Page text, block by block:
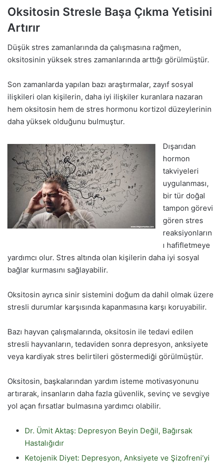
Oksitosin Stresle Başa Çıkma Yetisini
Artırır
Düşük stres zamanlarında da çalışmasına rağmen,
oksitosinin yüksek stres zamanlarında arttığı görülmüştür.
Son zamanlarda yapılan bazı araştırmalar, zayıf sosyal
ilişkileri olan kişilerin, daha iyi ilişkiler kuranlara nazaran
hem oksitosin hem de stres hormonu kortizol düzeylerinin
daha yüksek olduğunu bulmuştur.
Dışarıdan
hormon
takviyeleri
uygulanması,
bir tür doğal
tampon görevi
gören stres
reaksiyonların
ı hafifletmeye
yardımcı olur. Stres altında olan kişilerin daha iyi sosyal
bağlar kurmasını sağlayabilir.
Oksitosin ayrıca sinir sistemini doğum da dahil olmak üzere
stresli durumlar karşısında kapanmasına karşı koruyabilir.
Bazı hayvan çalışmalarında, oksitosin ile tedavi edilen
stresli hayvanların, tedaviden sonra depresyon, anksiyete
veya kardiyak stres belirtileri göstermediği görülmüştür.
Oksitosin, başkalarından yardım isteme motivasyonunu
artırarak, insanların daha fazla güvenlik, sevinç ve sevgiye
yol açan fırsatlar bulmasına yardımcı olabilir.
Dr. Ümit Aktaş: Depresyon Beyin Değil, Bağırsak
Hastalığıdır
Ketojenik Diyet: Depresyon, Anksiyete ve Şizofreni’yi